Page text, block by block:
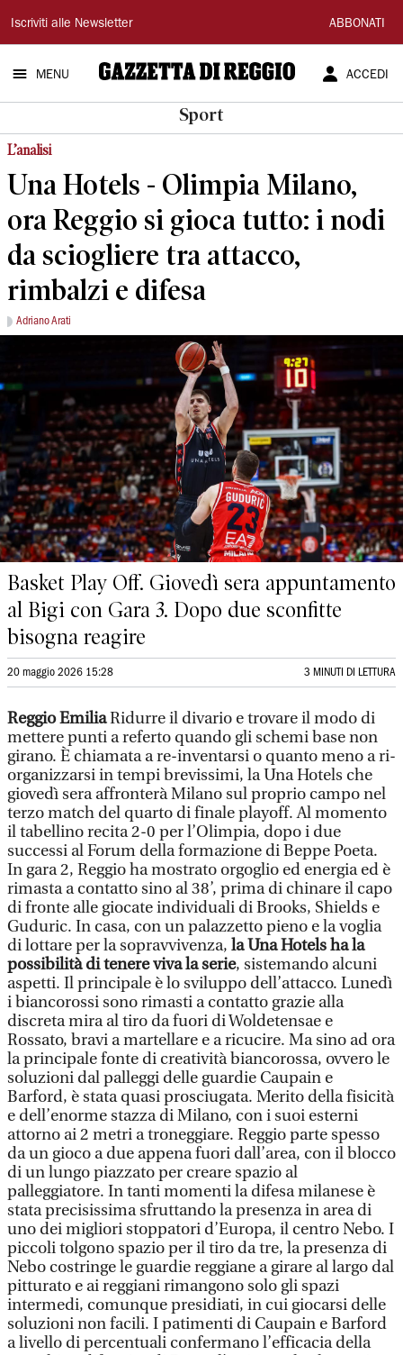
Gazzetta
di
Reggio
Iscriviti alle Newsletter ABBONATI
MENU ACCEDI
Sport
L’analisi
Una Hotels - Olimpia Milano,
ora Reggio si gioca tutto: i nodi
da sciogliere tra attacco,
rimbalzi e difesa
Adriano Arati
Basket Play Off. Giovedì sera appuntamento
al Bigi con Gara 3. Dopo due sconfitte
bisogna reagire
20 maggio 2026 15:28 3 MINUTI DI LETTURA
Reggio EmiliaRidurre il divario e trovare il modo di
mettere punti a referto quando gli schemi base non
girano. È chiamata a re-inventarsi o quanto meno a ri-
organizzarsi in tempi brevissimi, la Una Hotels che
giovedì sera affronterà Milano sul proprio campo nel
terzo match del quarto di finale playoff. Al momento
il tabellino recita 2-0 per l’Olimpia, dopo i due
successi al Forum della formazione di Beppe Poeta.
In gara 2, Reggio ha mostrato orgoglio ed energia ed è
rimasta a contatto sino al 38’, prima di chinare il capo
di fronte alle giocate individuali di Brooks, Shields e
Guduric. In casa, con un palazzetto pieno e la voglia
di lottare per la sopravvivenza, la Una Hotels ha la
possibilità di tenere viva la serie, sistemando alcuni
aspetti. Il principale è lo sviluppo dell’attacco. Lunedì
i biancorossi sono rimasti a contatto grazie alla
discreta mira al tiro da fuori di Woldetensae e
Rossato, bravi a martellare e a ricucire. Ma sino ad ora
la principale fonte di creatività biancorossa, ovvero le
soluzioni dal palleggi delle guardie Caupain e
Barford, è stata quasi prosciugata. Merito della fisicità
e dell’enorme stazza di Milano, con i suoi esterni
attorno ai 2 metri a troneggiare. Reggio parte spesso
da un gioco a due appena fuori dall’area, con il blocco
di un lungo piazzato per creare spazio al
palleggiatore. In tanti momenti la difesa milanese è
stata precisissima sfruttando la presenza in area di
uno dei migliori stoppatori d’Europa, il centro Nebo. I
piccoli tolgono spazio per il tiro da tre, la presenza di
Nebo costringe le guardie reggiane a girare al largo dal
pitturato e ai reggiani rimangono solo gli spazi
intermedi, comunque presidiati, in cui giocarsi delle
soluzioni non facili. I patimenti di Caupain e Barford
a livello di percentuali confermano l’efficacia della